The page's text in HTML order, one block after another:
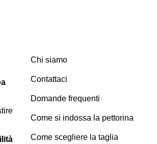
Chi siamo
Contattaci
Domande frequenti
Come si indossa la pettorina
Come scegliere la taglia